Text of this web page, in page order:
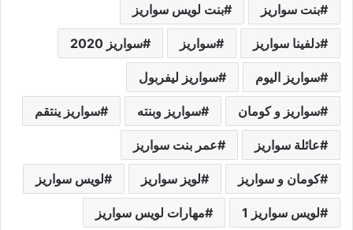
بنت سواريز بنت لويس سواريز
دلفينا سواريز سواريز سواريز 2020
سواريز اليوم سواريز ليفربول
سواريز و كومان سواريز وبنته سواريز ينتقم
عائلة سواريز عمر بنت سواريز
كومان و سواريز لويز سواريز لويس سواريز
لويس سواريز 1 مهارات لويس سواريز